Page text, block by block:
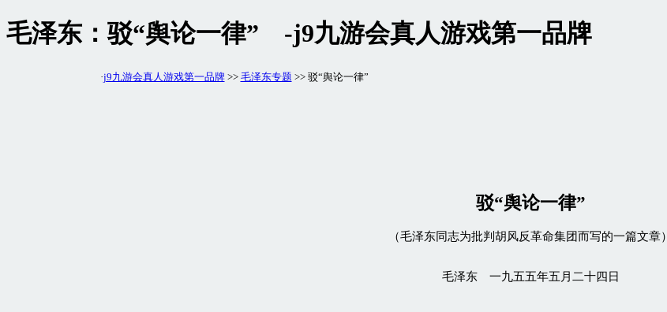
毛泽东：驳“舆论一律” -j9九游会真人游戏第一品牌
·j9九游会真人游戏第一品牌>> 毛泽东专题 >> 驳“舆论一律”
驳“舆论一律”
（毛泽东同志为批判胡风反革命集团而写的一篇文章）
毛泽东 一九五五年五月二十四日